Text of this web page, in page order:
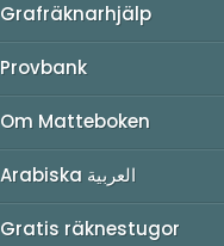
Grafräknarhjälp
Provbank
Om Matteboken
Arabiska العربية
Gratis räknestugor